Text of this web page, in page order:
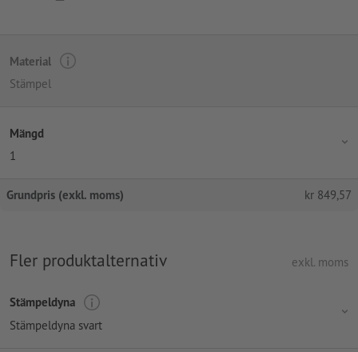
Material
Stämpel
Mängd
1
Grundpris (exkl. moms) kr 849,57
Fler produktalternativ exkl. moms
Stämpeldyna
Stämpeldyna svart